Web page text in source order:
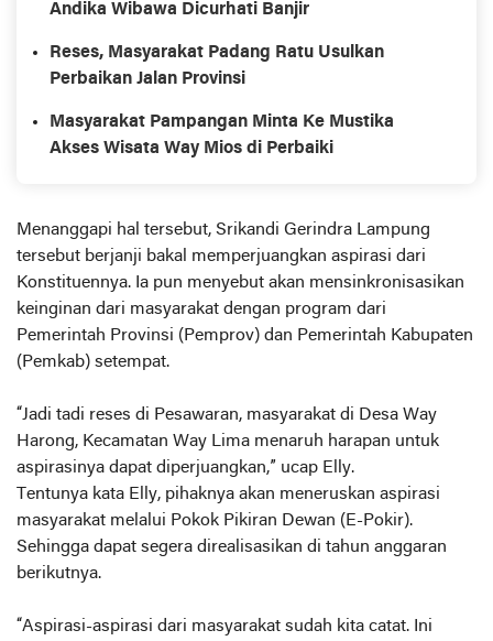
Andika Wibawa Dicurhati Banjir
Reses, Masyarakat Padang Ratu Usulkan
Perbaikan Jalan Provinsi
Masyarakat Pampangan Minta Ke Mustika
Akses Wisata Way Mios di Perbaiki
Menanggapi hal tersebut, Srikandi Gerindra Lampung
tersebut berjanji bakal memperjuangkan aspirasi dari
Konstituennya. Ia pun menyebut akan mensinkronisasikan
keinginan dari masyarakat dengan program dari
Pemerintah Provinsi (Pemprov) dan Pemerintah Kabupaten
(Pemkab) setempat.
“Jadi tadi reses di Pesawaran, masyarakat di Desa Way
Harong, Kecamatan Way Lima menaruh harapan untuk
aspirasinya dapat diperjuangkan,” ucap Elly.
Tentunya kata Elly, pihaknya akan meneruskan aspirasi
masyarakat melalui Pokok Pikiran Dewan (E-Pokir).
Sehingga dapat segera direalisasikan di tahun anggaran
berikutnya.
“Aspirasi-aspirasi dari masyarakat sudah kita catat. Ini